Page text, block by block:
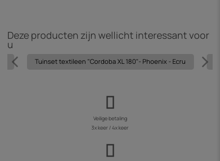
Deze producten zijn wellicht interessant voor
u
Tuinset textileen "Cordoba XL 180"- Phoenix - Ecru
Veilige betaling
3x keer / 4x keer